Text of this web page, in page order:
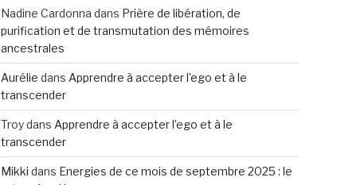
Nadine Cardonna dans Prière de libération, de
purification et de transmutation des mémoires
ancestrales
Aurélie dans Apprendre à accepter l’ego et à le
transcender
Troydans Apprendre à accepter l’ego et à le
transcender
Mikki dans Energies de ce mois de septembre 2025 : le